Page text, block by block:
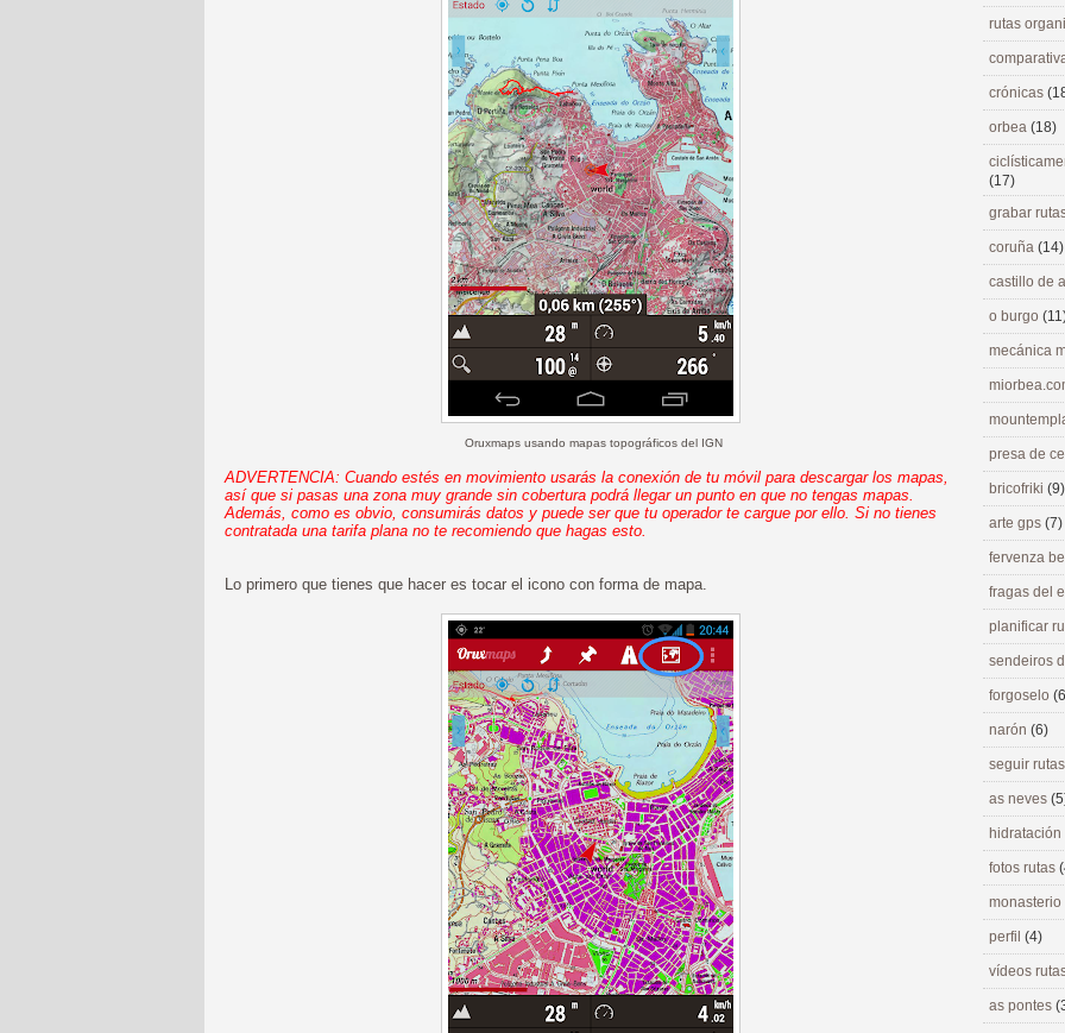
Oruxmaps usando mapas topográficos del IGN
ADVERTENCIA: Cuando estés en movimiento usarás la conexión de tu móvil para descargar los mapas,
así que si pasas una zona muy grande sin cobertura podrá llegar un punto en que no tengas mapas.
Además, como es obvio, consumirás datos y puede ser que tu operador te cargue por ello. Si no tienes
contratada una tarifa plana no te recomiendo que hagas esto.
Lo primero que tienes que hacer es tocar el icono con forma de mapa.
rutas
crónicas
orbea (18)
(17)
grabar
coruña (14)
castillo de
o burgo
mecánica
presa de
bricofriki (9)
arte gps (7)
fervenza
fragas del
planificar
sendeiros
forgoselo
narón (6)
seguir
as neves
hidratación
fotos rutas
perfil (4)
vídeos
as pontes